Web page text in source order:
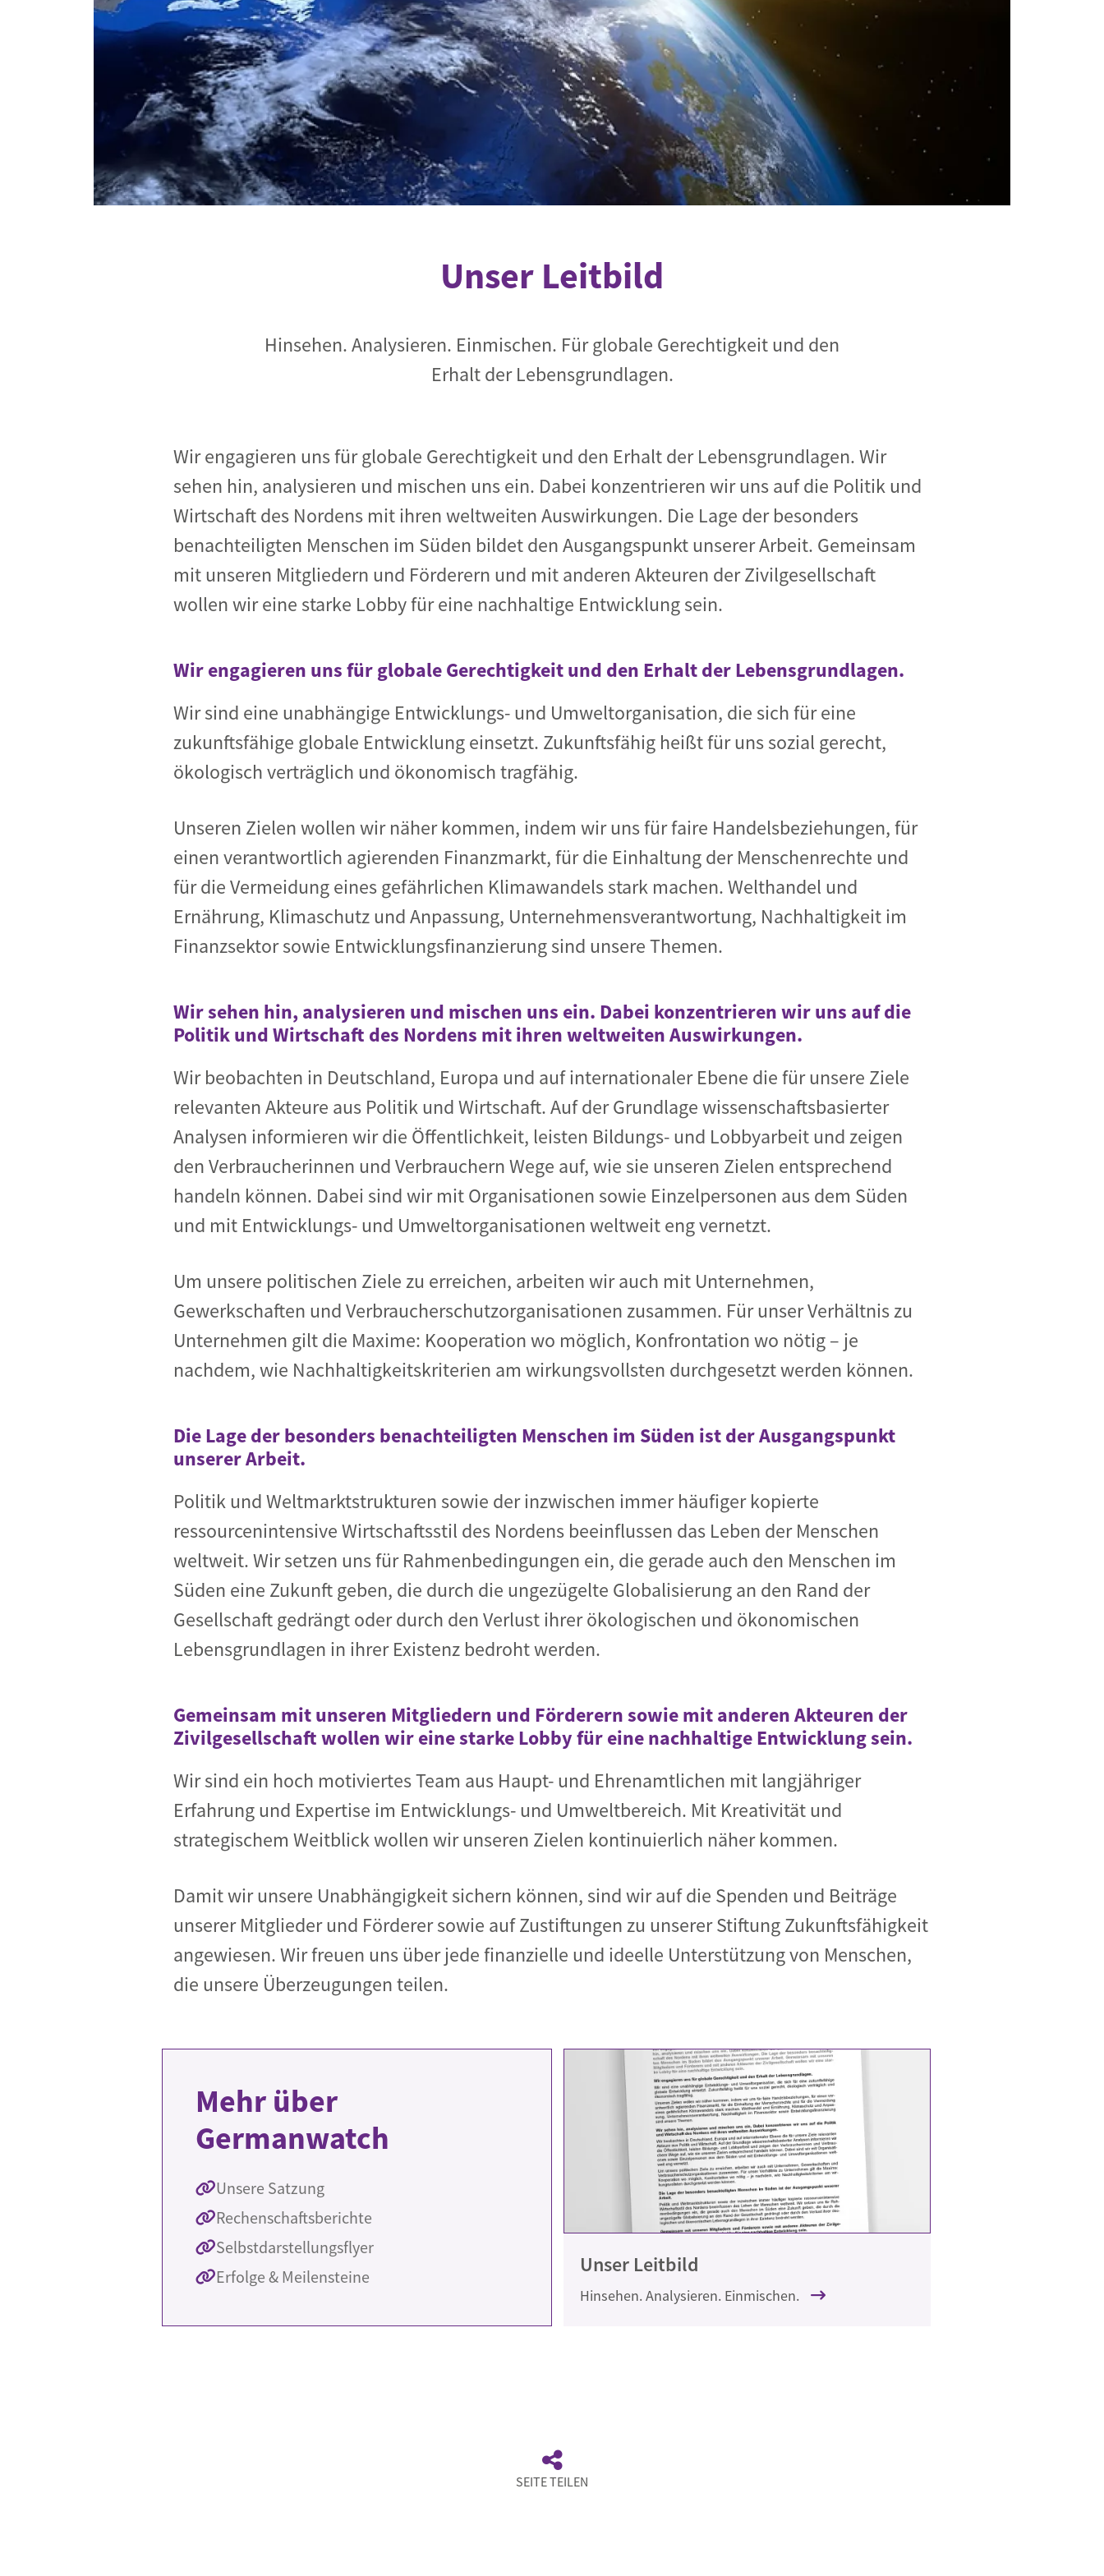
Industrietransformation
Klimafinanzierung
Wirtschaft, Finanzen & Handel
Sustainable Finance
Unternehmensverantwortung
Globaler Handel
Ressourcen & Kreislaufwirtschaft
Begegnung und Dialog
Bildungsmaterialien
Zukunftsfähige Digitalisierung
Klima- und Umweltklagen
Die Klimaklage: Saúl vs. RWE
Zukunftsklage
Unser Leitbild
Hinsehen. Analysieren. Einmischen. Für globale Gerechtigkeit und den
Erhalt der Lebensgrundlagen.
Wir engagieren uns für globale Gerechtigkeit und den Erhalt der Lebensgrundlagen. Wir
sehen hin, analysieren und mischen uns ein. Dabei konzentrieren wir uns auf die Politik und
Wirtschaft des Nordens mit ihren weltweiten Auswirkungen. Die Lage der besonders
benachteiligten Menschen im Süden bildet den Ausgangspunkt unserer Arbeit. Gemeinsam
mit unseren Mitgliedern und Förderern und mit anderen Akteuren der Zivilgesellschaft
wollen wir eine starke Lobby für eine nachhaltige Entwicklung sein.
Wir engagieren uns für globale Gerechtigkeit und den Erhalt der Lebensgrundlagen.
Wir sind eine unabhängige Entwicklungs- und Umweltorganisation, die sich für eine
zukunftsfähige globale Entwicklung einsetzt. Zukunftsfähig heißt für uns sozial gerecht,
ökologisch verträglich und ökonomisch tragfähig.
Unseren Zielen wollen wir näher kommen, indem wir uns für faire Handelsbeziehungen, für
einen verantwortlich agierenden Finanzmarkt, für die Einhaltung der Menschenrechte und
für die Vermeidung eines gefährlichen Klimawandels stark machen. Welthandel und
Ernährung, Klimaschutz und Anpassung, Unternehmensverantwortung, Nachhaltigkeit im
Finanzsektor sowie Entwicklungsfinanzierung sind unsere Themen.
Wir sehen hin, analysieren und mischen uns ein. Dabei konzentrieren wir uns auf die
Politik und Wirtschaft des Nordens mit ihren weltweiten Auswirkungen.
Wir beobachten in Deutschland, Europa und auf internationaler Ebene die für unsere Ziele
relevanten Akteure aus Politik und Wirtschaft. Auf der Grundlage wissenschaftsbasierter
Analysen informieren wir die Öffentlichkeit, leisten Bildungs- und Lobbyarbeit und zeigen
den Verbraucherinnen und Verbrauchern Wege auf, wie sie unseren Zielen entsprechend
handeln können. Dabei sind wir mit Organisationen sowie Einzelpersonen aus dem Süden
und mit Entwicklungs- und Umweltorganisationen weltweit eng vernetzt.
Um unsere politischen Ziele zu erreichen, arbeiten wir auch mit Unternehmen,
Gewerkschaften und Verbraucherschutzorganisationen zusammen. Für unser Verhältnis zu
Unternehmen gilt die Maxime: Kooperation wo möglich, Konfrontation wo nötig – je
nachdem, wie Nachhaltigkeitskriterien am wirkungsvollsten durchgesetzt werden können.
Die Lage der besonders benachteiligten Menschen im Süden ist der Ausgangspunkt
unserer Arbeit.
Politik und Weltmarktstrukturen sowie der inzwischen immer häufiger kopierte
ressourcenintensive Wirtschaftsstil des Nordens beeinflussen das Leben der Menschen
weltweit. Wir setzen uns für Rahmenbedingungen ein, die gerade auch den Menschen im
Süden eine Zukunft geben, die durch die ungezügelte Globalisierung an den Rand der
Gesellschaft gedrängt oder durch den Verlust ihrer ökologischen und ökonomischen
Lebensgrundlagen in ihrer Existenz bedroht werden.
Gemeinsam mit unseren Mitgliedern und Förderern sowie mit anderen Akteuren der
Zivilgesellschaft wollen wir eine starke Lobby für eine nachhaltige Entwicklung sein.
Wir sind ein hoch motiviertes Team aus Haupt- und Ehrenamtlichen mit langjähriger
Erfahrung und Expertise im Entwicklungs- und Umweltbereich. Mit Kreativität und
strategischem Weitblick wollen wir unseren Zielen kontinuierlich näher kommen.
Damit wir unsere Unabhängigkeit sichern können, sind wir auf die Spenden und Beiträge
unserer Mitglieder und Förderer sowie auf Zustiftungen zu unserer Stiftung Zukunftsfähigkeit
angewiesen. Wir freuen uns über jede finanzielle und ideelle Unterstützung von Menschen,
die unsere Überzeugungen teilen.
Mehr über
Germanwatch
Unsere Satzung
Rechenschaftsberichte
Selbstdarstellungsflyer
Erfolge & Meilensteine
Unser Leitbild
Hinsehen. Analysieren. Einmischen.
SEITE TEILEN